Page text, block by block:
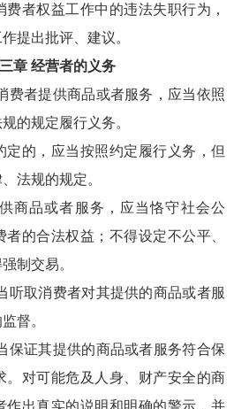
者权益工作中的违法失职行为，
提出批评、建议。
章 经营者的义务
者提供商品或者服务，应当依照
的规定履行义务。
的，应当按照约定履行义务，但
法规的规定。
品或者服务，应当恪守社会公
的合法权益；不得设定不公平、
制交易。
取消费者对其提供的商品或者服
督。
证其提供的商品或者服务符合保
。对可能危及人身、财产安全的商
作出真实的说明和明确的警示，并